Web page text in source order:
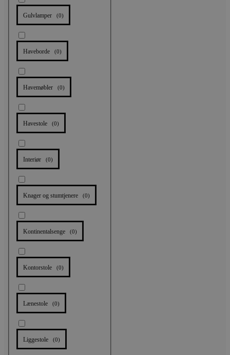
Gulvlamper (0)
Haveborde (0)
Havemøbler (0)
Havestole (0)
Interiør (0)
Knager og stumtjenere (0)
Kontinentalsenge (0)
Kontorstole (0)
Lænestole (0)
Liggestole (0)